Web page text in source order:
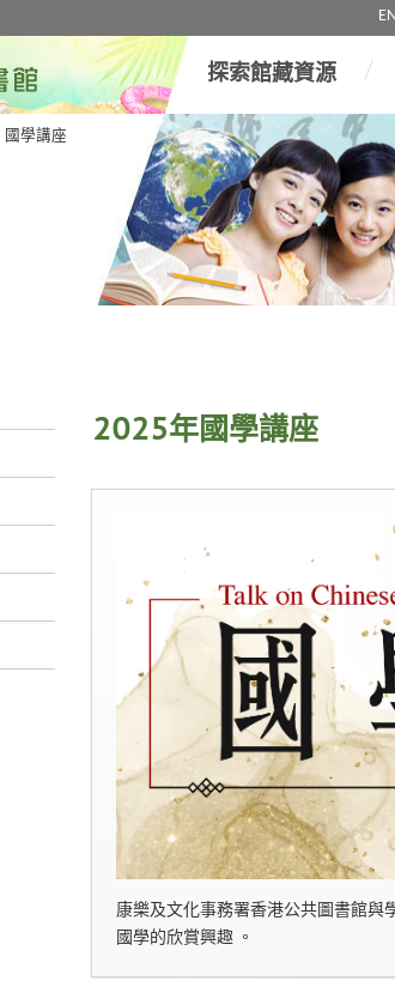
探索館藏資源
國學講座
2025年國學講座
康樂及文化事務署香港公共圖書館與
國學的欣賞興趣 。